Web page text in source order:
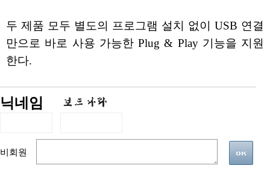
두 제품 모두 별도의 프로그램 설치 없이 USB 연결
만으로 바로 사용 가능한 Plug & Play 기능을 지원
한다.
닉네임
비회원